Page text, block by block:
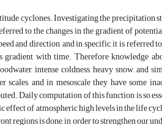
cyclones. Investigating the precipitation
to the changes in the gradient of
and direction, and in specific, it is referred
with time. Therefore knowledge
intense coldness, heavy snow, and
and in mesoscale they have some
Daily computation of this function is so
effect of atmospheric high levels in the life
is done, in order to strengthen our